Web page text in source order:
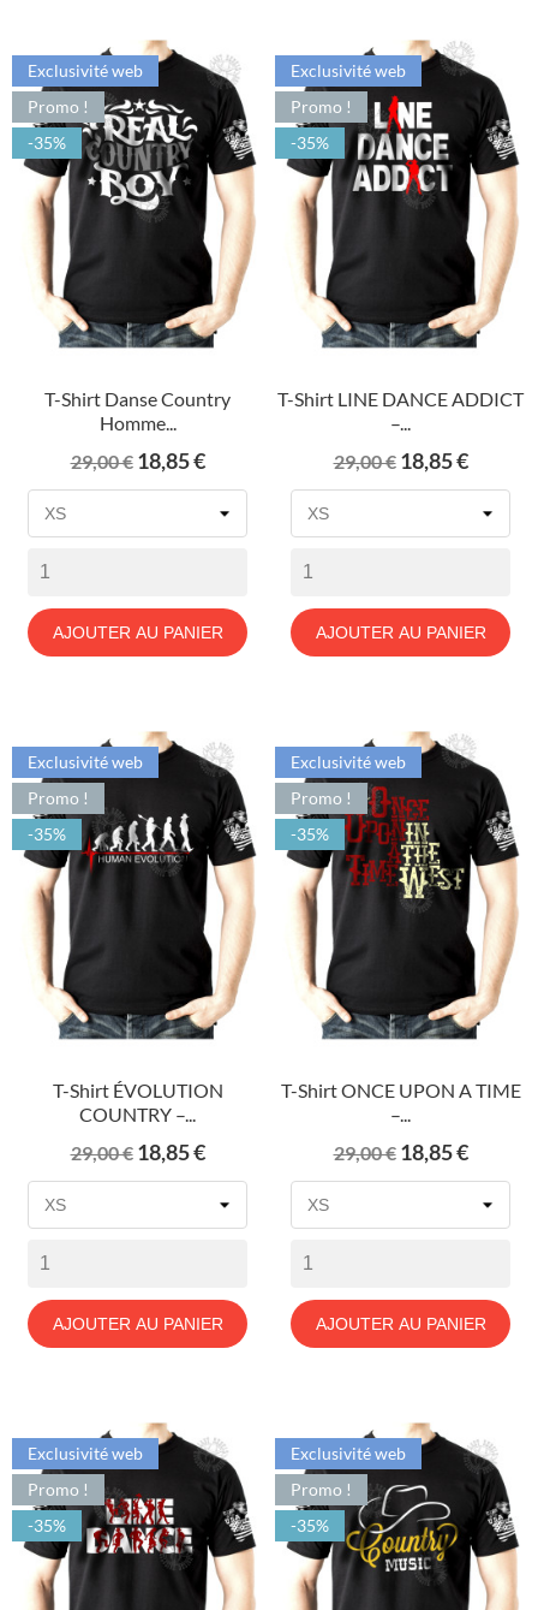
T-Shirt Danse Country
Homme...
Prix
de
29,00 € Prix
18,85 €
AJOUTER AU PANIER
Exclusivité web
Promo !
-35%
T-Shirt LINE DANCE ADDICT
–...
Prix
de
29,00 € Prix
18,85 €
AJOUTER AU PANIER
Exclusivité web
Promo !
-35%
T-Shirt ÉVOLUTION
COUNTRY –...
Prix
de
29,00 € Prix
18,85 €
AJOUTER AU PANIER
Exclusivité web
Promo !
-35%
T-Shirt ONCE UPON A TIME
–...
Prix
de
29,00 € Prix
18,85 €
AJOUTER AU PANIER
Exclusivité web
Promo !
-35%
Exclusivité web
Promo !
-35%
Exclusivité web
Promo !
-35%